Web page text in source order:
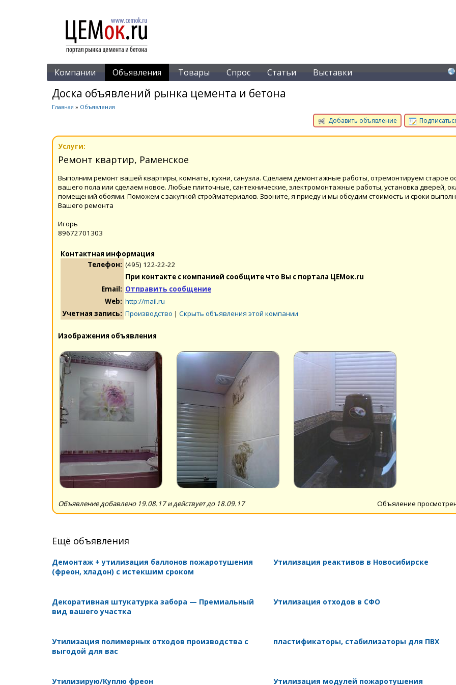
Компании Объявления Товары Спрос Статьи Выставки
Доска объявлений рынка цемента и бетона
Главная » Объявления
Добавить объявление
Услуги:
Ремонт квартир, Раменское
Выполним ремонт вашей квартиры, комнаты, кухни, санузла. Сделаем демонтажные работы, отремонтируем старое
вашего пола или сделаем новое. Любые плиточные, сантехнические, электромонтажные работы, установка дверей,
помещений обоями. Поможем с закупкой стройматериалов. Звоните, я приеду и мы обсудим стоимость и сроки
Вашего ремонта
Игорь
89672701303
Контактная информация
Телефон: (495) 122-22-22
При контакте с компанией сообщите что Вы с портала ЦЕМок.ru
Email: Отправить сообщение
Web: http://mail.ru
Учетная запись: Производство | Скрыть объявления этой компании
Изображения объявления
Объяление
Объявление добавлено 19.08.17 и действует до 18.09.17
Ещё объявления
Демонтаж + утилизация баллонов пожаротушения
(фреон, хладон) с истекшим сроком
Утилизация реактивов в Новосибирске
Декоративная штукатурка забора — Премиальный
вид вашего участка
Утилизация отходов в СФО
Утилизация полимерных отходов производства с
выгодой для вас
пластификаторы, стабилизаторы для ПВХ
Утилизирую/Куплю фреон Утилизация модулей пожаротушения